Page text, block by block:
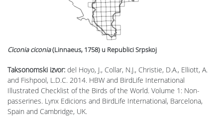
Taksonomski izvor: del Hoyo, J., Collar, N.J., Christie, D.A., Elliott, A.
and Fishpool, L.D.C. 2014. HBW and BirdLife International
Illustrated Checklist of the Birds of the World. Volume 1: Non-
passerines. Lynx Edicions and BirdLife International, Barcelona,
Spain and Cambridge, UK.
Ciconia ciconia(Linnaeus, 1758) u Republici Srpskoj